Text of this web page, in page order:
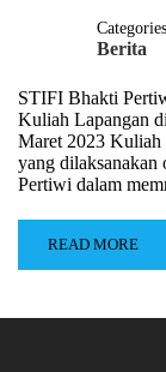
Categories
Berita
STIFI Bhakti
Kuliah Lapangan
Maret 2023 Kuliah
yang
Pertiwi dalam
READ MORE